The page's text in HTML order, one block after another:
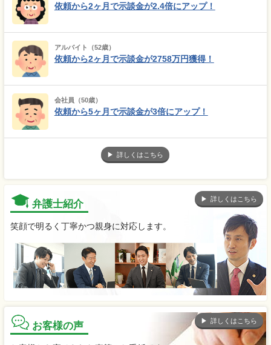
依頼から2ヶ月で示談金が2.4倍にアップ！
アルバイト（52歳）
依頼から2ヶ月で示談金が2758万円獲得！
会社員（50歳）
依頼から5ヶ月で示談金が3倍にアップ！
詳しくはこちら
弁護士紹介 詳しくはこちら
笑顔で明るく丁寧かつ親身に対応します。
お客様の声 詳しくはこちら